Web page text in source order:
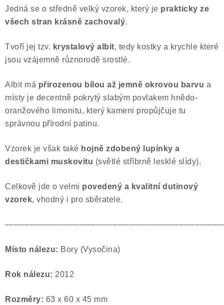
Poučení o právu na odstoupení od smlouvy
Jedná se o středně velký vzorek, který je prakticky ze
všech stran krásně zachovalý.
Tvoří jej tzv. krystalový albit, tedy kostky a krychle které
jsou vzájemně různorodě srostlé.
Albit má přirozenou bílou až jemně okrovou barvu a
místy je decentně pokrytý slabým povlakem hnědo-
oranžového limonitu, který kameni propůjčuje tu
správnou přírodní patinu.
Vzorek je však také hojně zdobený lupínky a
destičkami muskovitu (světlé stříbrně lesklé slídy).
Celkově jde o velmi povedený a kvalitní dutinový
vzorek, vhodný i pro sběratele.
Místo nálezu: Bory (Vysočina)
Rok nálezu: 2012
Rozměry: 63 x 60 x 45 mm